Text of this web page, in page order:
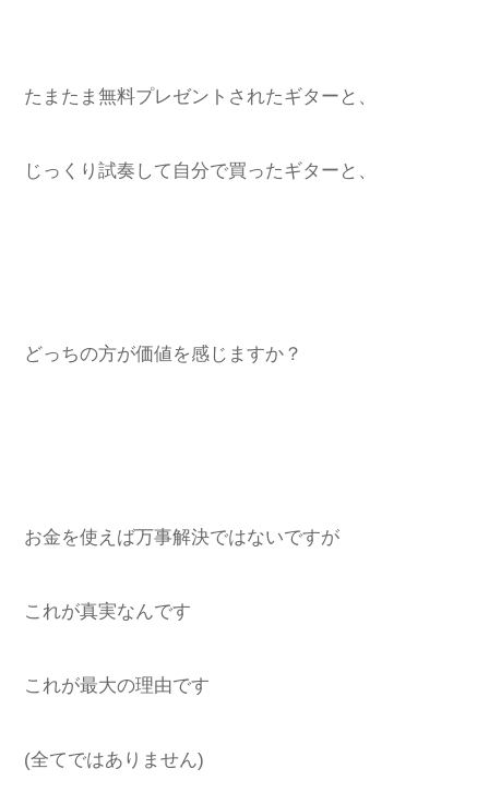
たまたま無料プレゼントされたギターと、
じっくり試奏して自分で買ったギターと、
どっちの方が価値を感じますか？
お金を使えば万事解決ではないですが
これが真実なんです
これが最大の理由です
(全てではありません)